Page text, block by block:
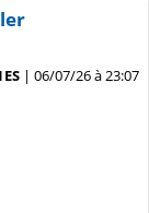
| 06/07/26 à 23:07